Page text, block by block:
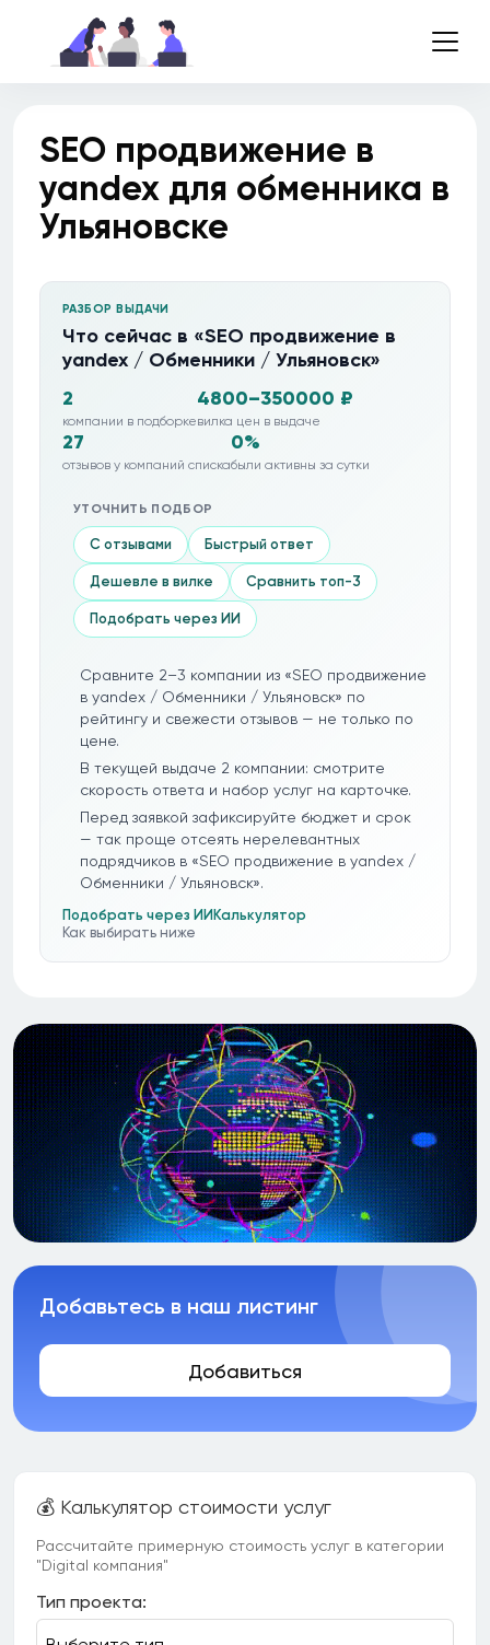
SEO продвижение в
yandex для обменника в
Ульяновске
РАЗБОР ВЫДАЧИ
Что сейчас в «SEO продвижение в
yandex / Обменники / Ульяновск»
2
компании в подборке
4800–350000 ₽
вилка цен в выдаче
27
отзывов у компаний списка
0%
были активны за сутки
УТОЧНИТЬ ПОДБОР
С отзывами Быстрый ответ
Дешевле в вилке Сравнить топ-3
Подобрать через ИИ
Сравните 2–3 компании из «SEO продвижение
в yandex / Обменники / Ульяновск» по
рейтингу и свежести отзывов — не только по
цене.
В текущей выдаче 2 компании: смотрите
скорость ответа и набор услуг на карточке.
Перед заявкой зафиксируйте бюджет и срок
— так проще отсеять нерелевантных
подрядчиков в «SEO продвижение в yandex /
Обменники / Ульяновск».
Подобрать через ИИ Калькулятор
Как выбирать ниже
Добавьтесь в наш листинг
Добавиться
💰 Калькулятор стоимости услуг
Рассчитайте примерную стоимость услуг в категории
"Digital компания"
Тип проекта: